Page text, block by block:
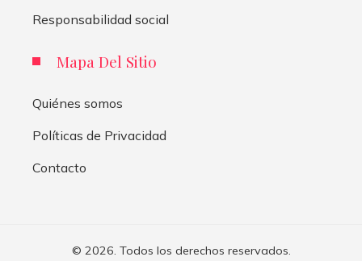
Responsabilidad social
Mapa Del Sitio
Quiénes somos
Políticas de Privacidad
Contacto
© 2026. Todos los derechos reservados.